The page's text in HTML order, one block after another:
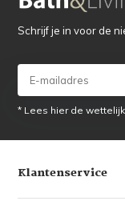
Schrijf je in voor de
* Lees hier de
Klantenservice